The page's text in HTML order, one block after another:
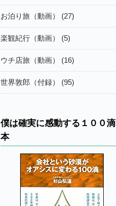
お泊り旅（動画） (27)
楽観紀行（動画） (5)
ウチ店旅（動画） (16)
世界敦郎（付録） (95)
僕は確実に感動する１００滴
本